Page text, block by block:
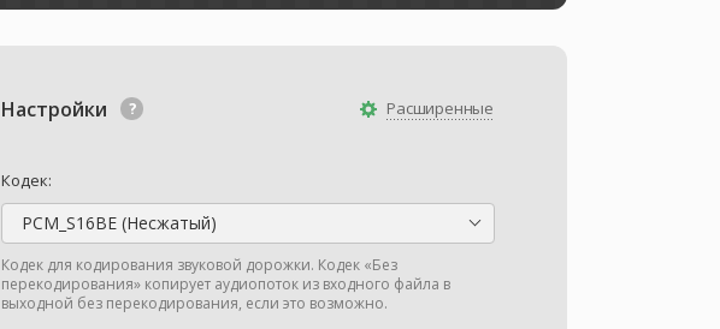
Расширенные
Настройки
Кодек:
PCM_S16BE (Несжатый)
Кодек для кодирования звуковой дорожки. Кодек «Без
перекодирования» копирует аудиопоток из входного файла в
выходной без перекодирования, если это возможно.